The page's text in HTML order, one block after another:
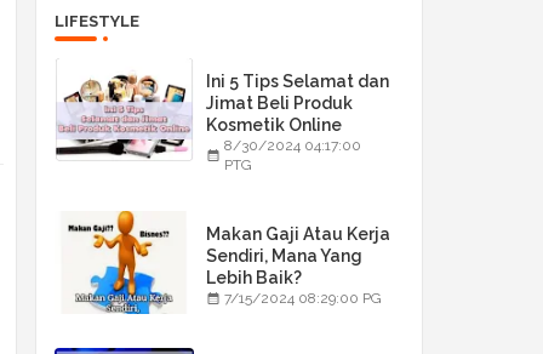
LIFESTYLE
Ini 5 Tips Selamat dan
Jimat Beli Produk
Kosmetik Online
8/30/2024 04:17:00
PTG
Makan Gaji Atau Kerja
Sendiri, Mana Yang
Lebih Baik?
7/15/2024 08:29:00 PG